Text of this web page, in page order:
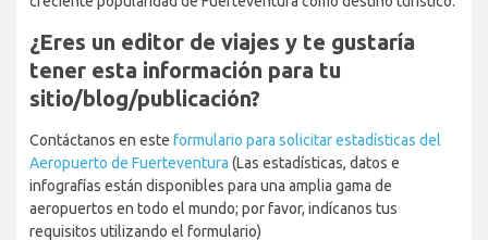
trimestre de 2023, con un número de pasajeros que superó los
niveles pre-pandémicos a pesar de una ligera disminución en
comparación con el año anterior. El aeropuerto está bien
posicionado para seguir creciendo en los próximos años, con la
recuperación continua de la industria de viajes global y la
creciente popularidad de Fuerteventura como destino turístico.
¿Eres un editor de viajes y te
gustaría tener esta información